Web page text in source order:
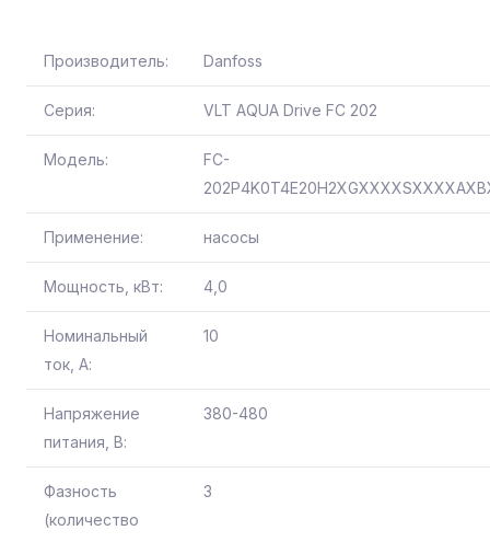
Производитель: Danfoss
Серия: VLT AQUA Drive FC 202
Модель:
FC-
Применение: насосы
Мощность, кВт: 4,0
Номинальный
ток, А:
10
Напряжение
питания, В:
380-480
Фазность
(количество
3